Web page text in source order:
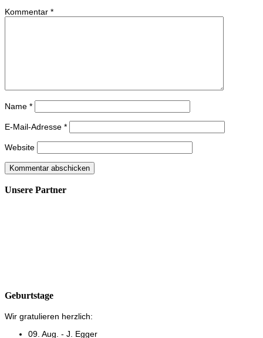
Kommentar *
Name *
E-Mail-Adresse *
Website
Unsere Partner
Geburtstage
Wir gratulieren herzlich:
09. Aug. - J. Egger